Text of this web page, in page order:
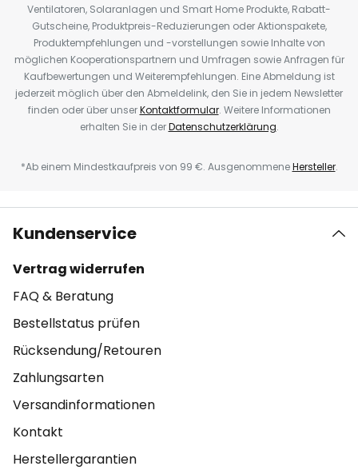
Ventilatoren, Solaranlagen und Smart Home Produkte, Rabatt-
Gutscheine, Produktpreis-Reduzierungen oder Aktionspakete,
Produktempfehlungen und -vorstellungen sowie Inhalte von
möglichen Kooperationspartnern und Umfragen sowie Anfragen für
Kaufbewertungen und Weiterempfehlungen. Eine Abmeldung ist
jederzeit möglich über den Abmeldelink, den Sie in jedem Newsletter
finden oder über unserKontaktformular. Weitere Informationen
erhalten Sie in derDatenschutzerklärung.
*Ab einem Mindestkaufpreis von 99 €. AusgenommeneHersteller.
Kundenservice
Vertrag widerrufen
FAQ & Beratung
Bestellstatus prüfen
Rücksendung/Retouren
Zahlungsarten
Versandinformationen
Kontakt
Herstellergarantien